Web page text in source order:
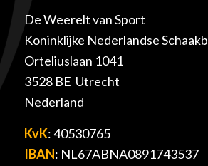
De Weerelt van Sport
Koninklijke Nederlandse
Orteliuslaan 1041
3528 BE Utrecht
Nederland
KvK: 40530765
IBAN: NL67ABNA0891743537